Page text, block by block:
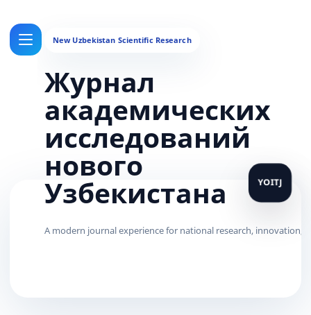
Журнал
академических
исследований
нового
Узбекистана